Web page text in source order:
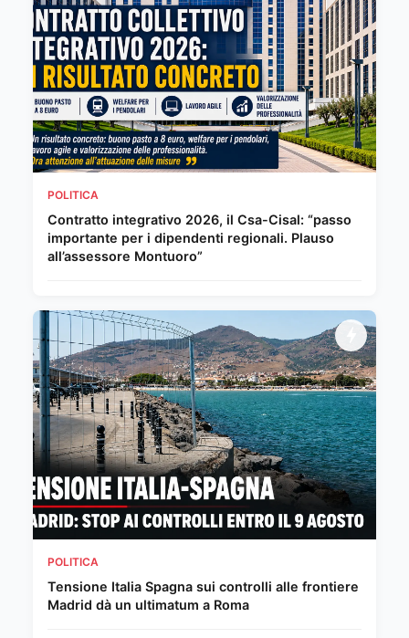
POLITICA
Contratto integrativo 2026, il Csa-Cisal: “passo
importante per i dipendenti regionali. Plauso
all’assessore Montuoro”
POLITICA
Tensione Italia Spagna sui controlli alle frontiere
Madrid dà un ultimatum a Roma